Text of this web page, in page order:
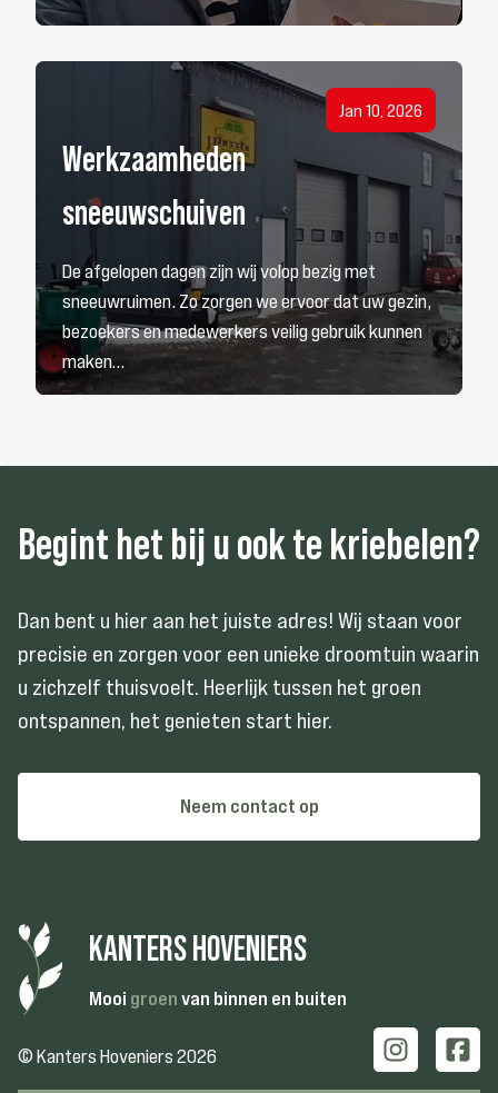
Jan 10, 2026
Werkzaamheden
sneeuwschuiven
De afgelopen dagen zijn wij volop bezig met
sneeuwruimen. Zo zorgen we ervoor dat uw gezin,
bezoekers en medewerkers veilig gebruik kunnen
maken…
Bekijk nieuwsbericht
Begint het bij u ook te kriebelen?
Dan bent u hier aan het juiste adres! Wij staan voor
precisie en zorgen voor een unieke droomtuin waarin
u zichzelf thuisvoelt. Heerlijk tussen het groen
ontspannen, het genieten start hier.
Neem contact op
KANTERS HOVENIERS
Mooi groen van binnen en buiten
© Kanters Hoveniers 2026